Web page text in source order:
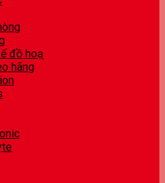
đồ hoạ
hãng